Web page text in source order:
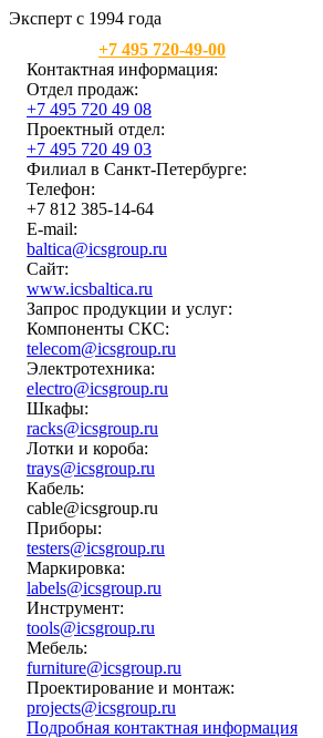
Эксперт с 1994 года
+7 495 720-49-00
Контактная информация:
Отдел продаж:
+7 495 720 49 08
Проектный отдел:
+7 495 720 49 03
Филиал в Санкт-Петербурге:
Телефон:
+7 812 385-14-64
E-mail:
baltica@icsgroup.ru
Сайт:
www.icsbaltica.ru
Запрос продукции и услуг:
Компоненты СКС:
telecom@icsgroup.ru
Электротехника:
electro@icsgroup.ru
Шкафы:
racks@icsgroup.ru
Лотки и короба:
trays@icsgroup.ru
Кабель:
cable@icsgroup.ru
Приборы:
testers@icsgroup.ru
Маркировка:
labels@icsgroup.ru
Инструмент:
tools@icsgroup.ru
Мебель:
furniture@icsgroup.ru
Проектирование и монтаж:
projects@icsgroup.ru
Подробная контактная информация